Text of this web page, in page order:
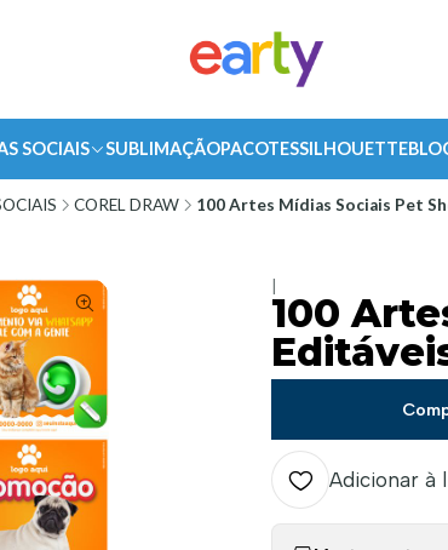
SOCIAIS SUBLIMAÇÃOPACOTESSILHOUETTE
COREL DRAW 100 Artes Mídias Sociais Pet
100
Adicionar à